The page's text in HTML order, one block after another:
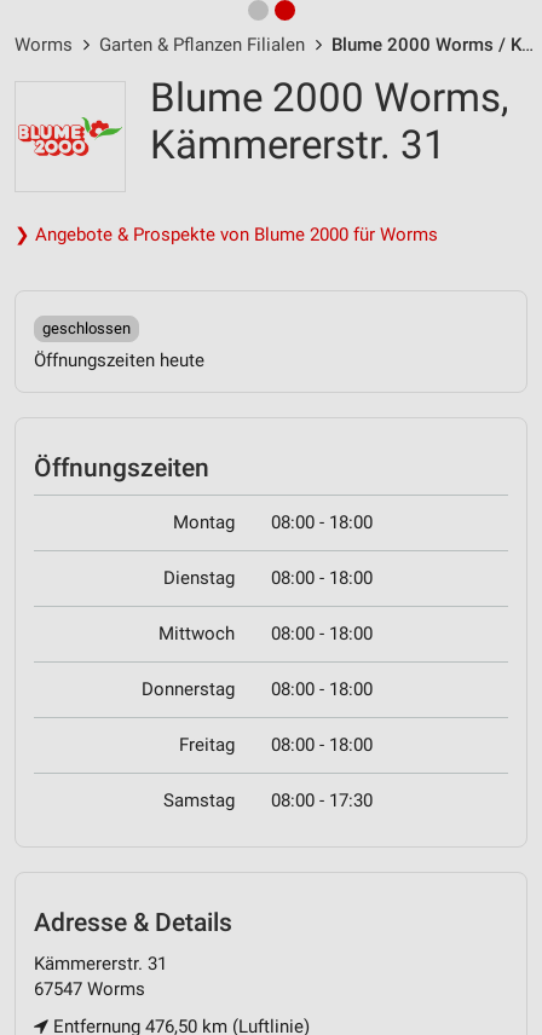
Worms Garten & Pflanzen Filialen Blume 2000 Worms / Kämmererstr. 31 - Öffnungszeiten & Adresse
Blume 2000 Worms,
Kämmererstr. 31
❯ Angebote & Prospekte von Blume 2000 für Worms
geschlossen
Öffnungszeiten heute
Öffnungszeiten
Montag 08:00 - 18:00
Dienstag 08:00 - 18:00
Mittwoch 08:00 - 18:00
Donnerstag 08:00 - 18:00
Freitag 08:00 - 18:00
Samstag 08:00 - 17:30
Adresse & Details
Kämmererstr. 31
67547 Worms
Entfernung 476,50 km (Luftlinie)